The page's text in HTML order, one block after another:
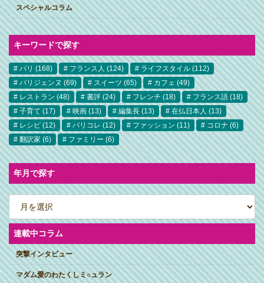
スペシャルコラム
キーワードで探す
パリ (168) フランス人 (124) ライフスタイル (112)
パリジェンヌ (69) スイーツ (65) カフェ (49)
レストラン (48) 書評 (24) フレンチ (18) フランス語 (18)
子育て (17) 映画 (13) 編集長 (13) 在仏日本人 (13)
レシピ (12) パリコレ (12) ファッション (11) コロナ (6)
翻訳家 (6) ファミリー (6)
年月で探す
ア
ー
カ
イ
ブ連載中コラム
突撃インタビュー
マダム愛のわたくしミ○ュラン